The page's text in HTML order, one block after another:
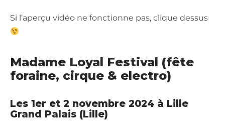
Si l’aperçu vidéo ne fonctionne pas, clique dessus
Madame Loyal Festival (fête
foraine, cirque & electro)
Les 1er et 2 novembre 2024 à Lille
Grand Palais (Lille)